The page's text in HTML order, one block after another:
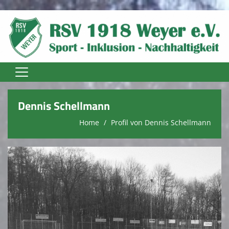
Home
Vereinsnews
Trainer
Fußball Senioren
Fußball Jugend
Fussball Damen
Dennis Schellmann
Home Profil von Dennis Schellmann